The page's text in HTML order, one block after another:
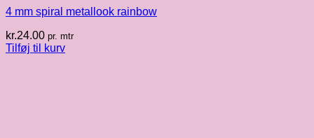
4 mm spiral metallook rainbow
kr.24.00 pr. mtr
Tilføj til kurv